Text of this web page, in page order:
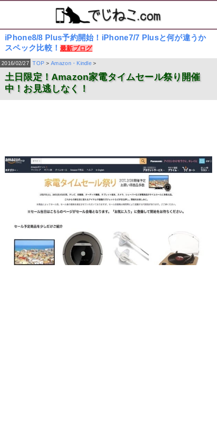
iPhone8/8 Plus予約開始！iPhone7/7 Plusと何が違うか
スペック比較！最新ブログ
2016/02/27 TOP > Amazon・Kindle >
土日限定！Amazon家電タイムセール祭り開催
中！お見逃しなく！